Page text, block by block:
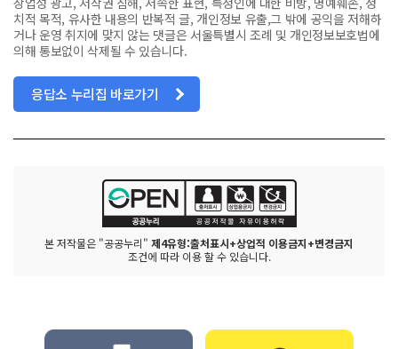
치적 목적, 유사한 내용의 반복적 글, 개인정보 유출,그 밖에 공익을 저해하
거나 운영 취지에 맞지 않는 댓글은 서울특별시 조례 및 개인정보보호법에
의해 통보없이 삭제될 수 있습니다.
응답소 누리집 바로가기
본 저작물은 "공공누리" 제4유형:출처표시+상업적 이용금지+변경금지
조건에 따라 이용 할 수 있습니다.